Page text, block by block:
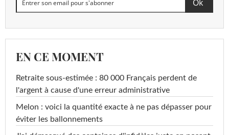
EN CE MOMENT
Retraite sous-estimée : 80 000 Français perdent de
l'argent à cause d'une erreur administrative
Melon : voici la quantité exacte à ne pas dépasser pour
éviter les ballonnements